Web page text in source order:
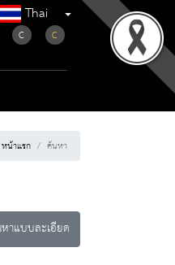
Thai
C C
หน้าแรก ค้นหา
าแบบละเอียด